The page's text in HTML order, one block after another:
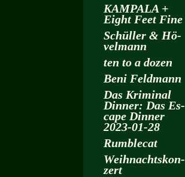
KAM­PA­LA +
Eight Feet Fine
Schül­ler & Hö­
vel­mann
ten to a dozen
Beni Feld­mann
Das Kri­mi­nal
Din­ner: Das Es­
cape Din­ner
2023-01-28
Rum­ble­cat
Weih­nachts­kon­
zert